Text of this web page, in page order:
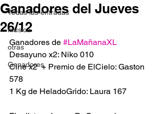
Todas las entradas
musica
otras
Ganadores
Ganadores del Jueves
26/12
Ganadores de #LaMañanaXL
Desayuno x2: Niko 010
Cine x2  + Premio de ElCielo: Gaston
578
1 Kg de HeladoGrido: Laura 167